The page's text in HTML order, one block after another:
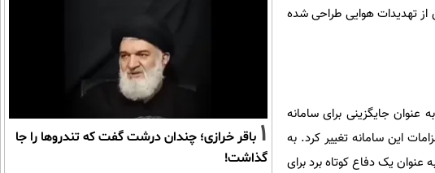
از تهدیدات هوایی طراحی شده
اداره طراحی ابزار دقیق کی بی پی روسیه توسعه سامانه پدافند هوایی پانتسیر را در سال 1989 به عنوان جایگزینی برای سامانه
2کی22 تونگوسکا آغاز کرد. پس از فروپاشی اتحاد جماهیر شوروی در سال 1991، الزامات این سامانه تغییر کرد. به
عنوان یک دفاع کوتاه برد برای
1 باقر خرازی؛ چندان درشت گفت که تندروها را جا
گذاشت!